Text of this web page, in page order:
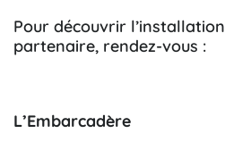
Pour découvrir l’installation
partenaire, rendez-vous :
L’Embarcadère